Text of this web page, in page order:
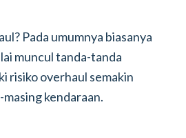
Pada umumnya biasanya
muncul tanda-tanda
risiko overhaul semakin
kendaraan.